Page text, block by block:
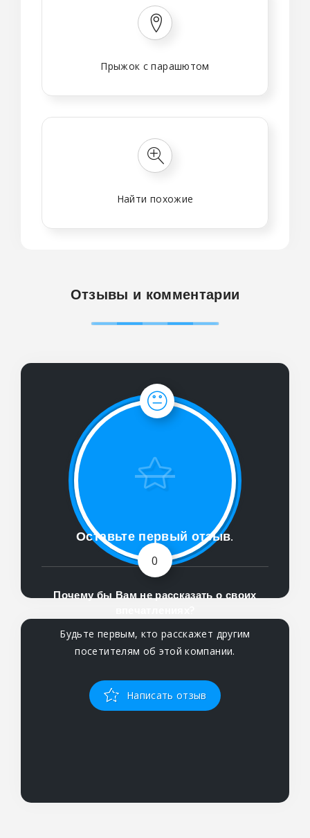
Прыжок с парашютом
Найти похожие
Отзывы и комментарии
0
Оставьте первый отзыв.
Почему бы Вам не рассказать о своих
Будьте первым, кто расскажет другим
посетителям об этой компании.
Написать отзыв